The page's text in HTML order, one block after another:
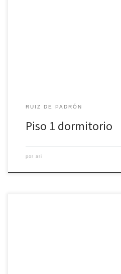
RUIZ DE PADRÓN
Piso 1 dormitorio
por ari